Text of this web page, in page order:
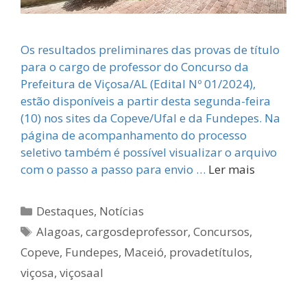
Os resultados preliminares das provas de título
para o cargo de professor do Concurso da
Prefeitura de Viçosa/AL (Edital Nº 01/2024),
estão disponíveis a partir desta segunda-feira
(10) nos sites da Copeve/Ufal e da Fundepes. Na
página de acompanhamento do processo
seletivo também é possível visualizar o arquivo
com o passo a passo para envio … Ler mais
Categorias
Destaques, Notícias
Tags
Alagoas,cargosdeprofessor,Concursos,
Copeve, Fundepes, Maceió, provadetítulos,
viçosa, viçosaal